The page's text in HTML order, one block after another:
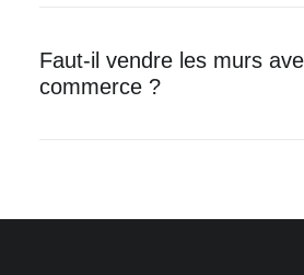
Faut-il vendre les murs
commerce ?